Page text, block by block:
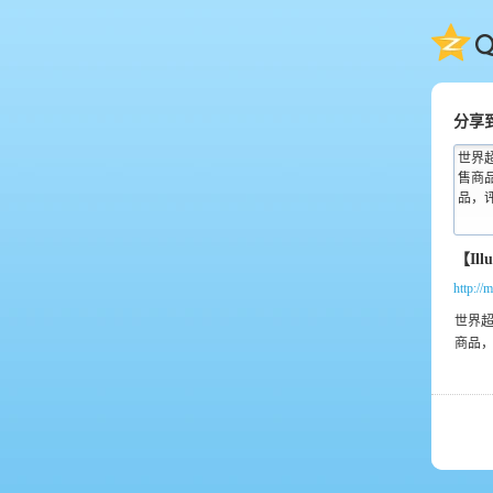
QQ
分享
世界
售商
品，
http://